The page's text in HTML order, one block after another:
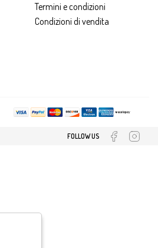
Termini e condizioni
Condizioni di vendita
FOLLOW US